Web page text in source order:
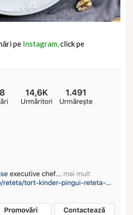
pe Instagram,click pe